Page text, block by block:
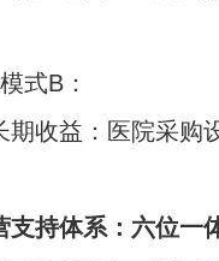
式B：
期收益：医院采购
支持体系：六位一